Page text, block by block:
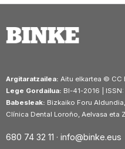
Argitaratzailea: Aitu elkartea © CC
Lege Gordailua: BI-41-2016 |
Babesleak: Bizkaiko Foru
Clínica Dental Loroño, Aelvasa eta
680 74 32 11 · info@binke.eus